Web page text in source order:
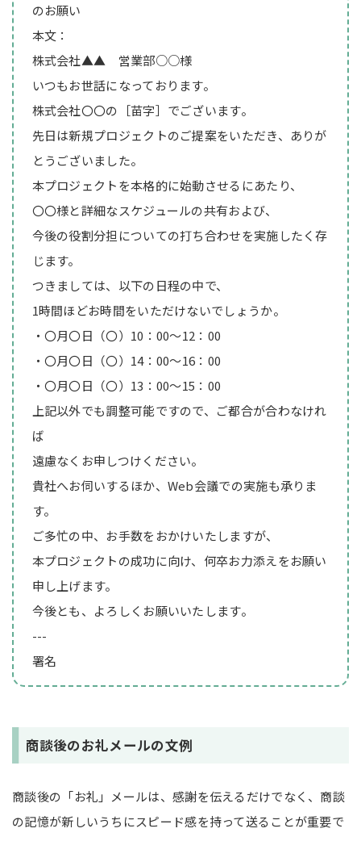
のお願い
本文：
株式会社▲▲ 営業部○○様
いつもお世話になっております。
株式会社〇〇の［苗字］でございます。
先日は新規プロジェクトのご提案をいただき、ありが
とうございました。
本プロジェクトを本格的に始動させるにあたり、
〇〇様と詳細なスケジュールの共有および、
今後の役割分担についての打ち合わせを実施したく存
じます。
つきましては、以下の日程の中で、
1時間ほどお時間をいただけないでしょうか。
・〇月〇日（〇）10：00～12：00
・〇月〇日（〇）14：00～16：00
・〇月〇日（〇）13：00～15：00
上記以外でも調整可能ですので、ご都合が合わなけれ
ば
遠慮なくお申しつけください。
貴社へお伺いするほか、Web会議での実施も承りま
す。
ご多忙の中、お手数をおかけいたしますが、
本プロジェクトの成功に向け、何卒お力添えをお願い
申し上げます。
今後とも、よろしくお願いいたします。
---
署名
商談後のお礼メールの文例
商談後の「お礼」メールは、感謝を伝えるだけでなく、商談
の記憶が新しいうちにスピード感を持って送ることが重要で